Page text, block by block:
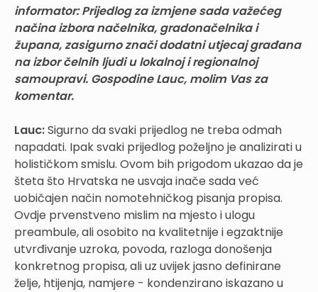
informator: Prijedlog za izmjene sada važećeg
načina izbora načelnika, gradonačelnika i
župana, zasigurno znači dodatni utjecaj građana
na izbor čelnih ljudi u lokalnoj i regionalnoj
samoupravi. Gospodine Lauc, molim Vas za
komentar.
Lauc:Sigurno da svaki prijedlog ne treba odmah
napadati. Ipak svaki prijedlog poželjno je analizirati u
holističkom smislu. Ovom bih prigodom ukazao da je
šteta što Hrvatska ne usvaja inače sada već
uobičajen način nomotehničkog pisanja propisa.
Ovdje prvenstveno mislim na mjesto i ulogu
preambule, ali osobito na kvalitetnije i egzaktnije
utvrđivanje uzroka, povoda, razloga donošenja
konkretnog propisa, ali uz uvijek jasno definirane
želje, htijenja, namjere - kondenzirano iskazano u